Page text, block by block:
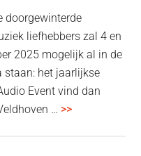
doorgewinterde
liefhebbers zal 4 en
2025 mogelijk al in de
staan: het jaarlijkse
Event vind dan
… >>overDutch